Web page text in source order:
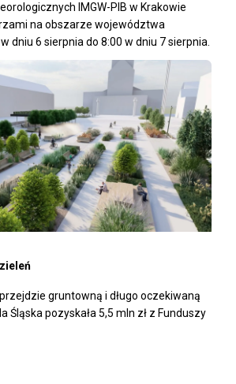
IMGW-PIB w Krakowie
na obszarze województwa
dniu 6 sierpnia do 8:00 w dniu 7 sierpnia.
przejdzie gruntowną i długo oczekiwaną
Śląska pozyskała 5,5 mln zł z Funduszy